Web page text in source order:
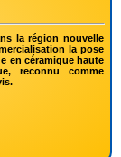
la région nouvelle
la pose
en céramique haute
reconnu comme